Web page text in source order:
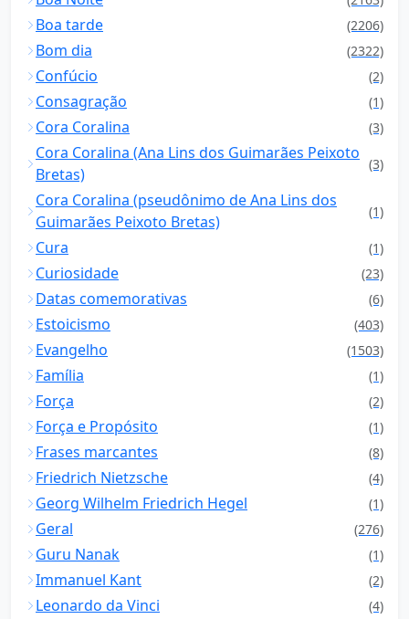
Boa tarde (2206)
Bom dia (2322)
Confúcio (2)
Consagração (1)
Cora Coralina (3)
Cora Coralina (Ana Lins dos Guimarães Peixoto
Bretas)
(3)
Cora Coralina (pseudônimo de Ana Lins dos
Guimarães Peixoto Bretas)
(1)
Cura (1)
Curiosidade (23)
Datas comemorativas (6)
Estoicismo (403)
Evangelho (1503)
Família (1)
Força (2)
Força e Propósito (1)
Frases marcantes (8)
Friedrich Nietzsche (4)
Georg Wilhelm Friedrich Hegel (1)
Geral (276)
Guru Nanak (1)
Immanuel Kant (2)
Leonardo da Vinci (4)